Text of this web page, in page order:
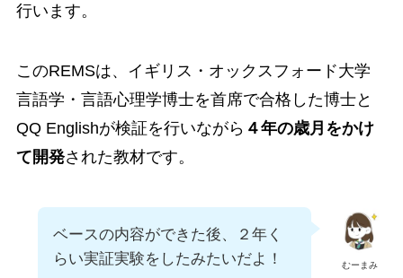
行います。
このREMSは、イギリス・オックスフォード大学
言語学・言語心理学博士を首席で合格した博士と
QQ Englishが検証を行いながら ４年の歳月をかけ
て開発された教材です。
むーまみ
ベースの内容ができた後、２年く
らい実証実験をしたみたいだよ！